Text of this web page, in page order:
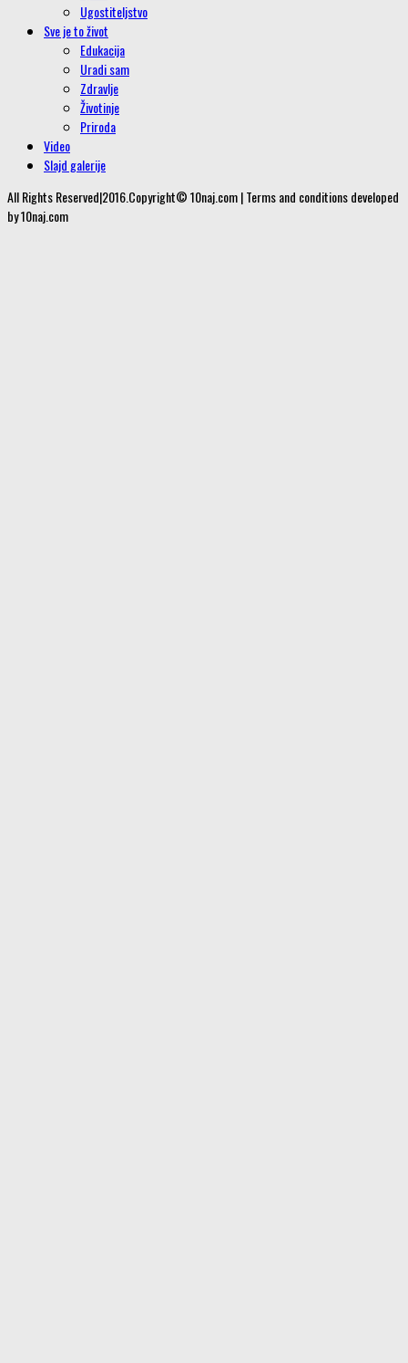
Ugostiteljstvo
Sve je to život
Edukacija
Uradi sam
Zdravlje
Životinje
Priroda
Video
Slajd galerije
All Rights Reserved|2016.Copyright© 10naj.com | Terms and conditions developed
by 10naj.com